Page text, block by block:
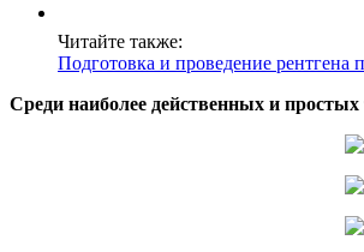
Читайте также:
Подготовка и проведение рентгена
Среди наиболее действенных и